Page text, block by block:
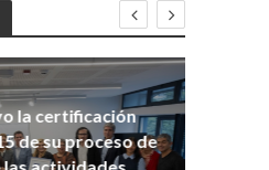
la certificación
de su proceso de